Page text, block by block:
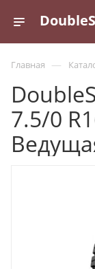
Главная —
7.5/0